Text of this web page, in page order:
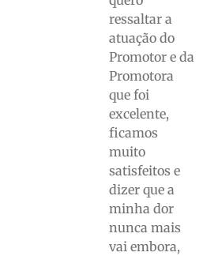
ressaltar a
atuação do
Promotor e da
Promotora
que foi
excelente,
ficamos
muito
satisfeitos e
dizer que a
minha dor
nunca mais
vai embora,